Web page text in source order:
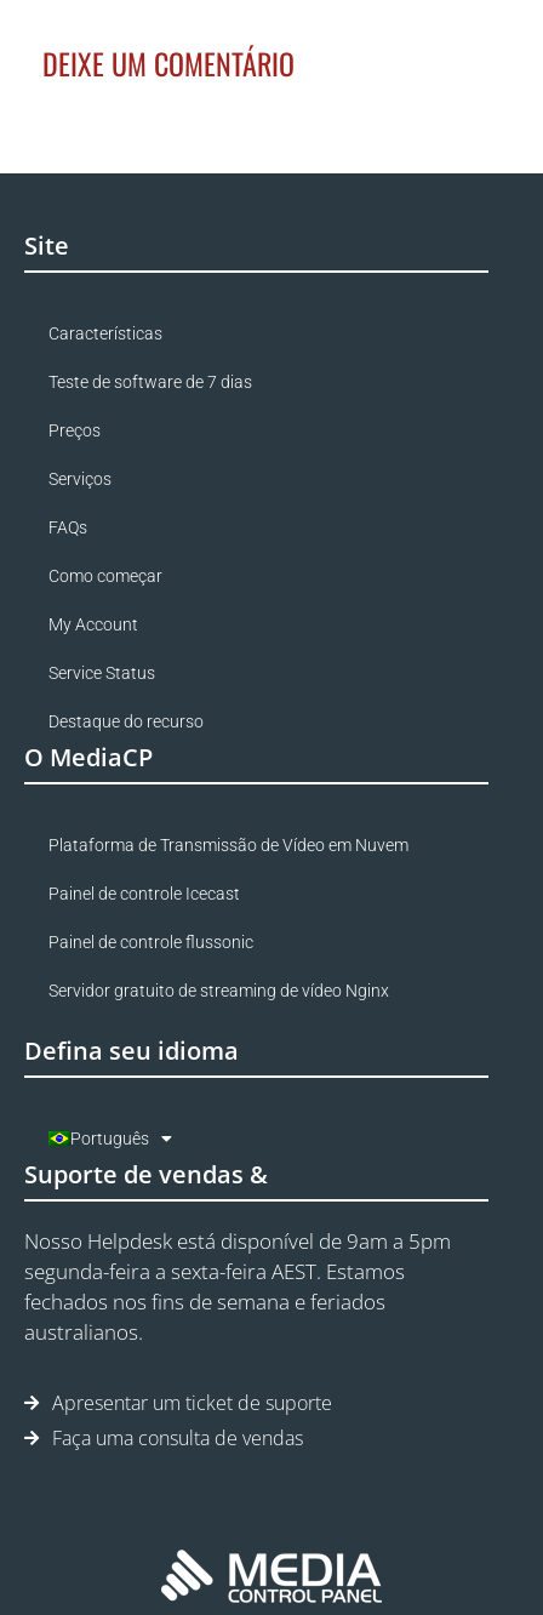
DEIXE UM COMENTÁRIO
Site
Características
Teste de software de 7 dias
Preços
Serviços
FAQs
Como começar
My Account
Service Status
Destaque do recurso
O MediaCP
Plataforma de Transmissão de Vídeo em Nuvem
Painel de controle Icecast
Painel de controle flussonic
Servidor gratuito de streaming de vídeo Nginx
Defina seu idioma
Português
Suporte de vendas &
Nosso Helpdesk está disponível de 9am a 5pm
segunda-feira a sexta-feira AEST. Estamos
fechados nos fins de semana e feriados
australianos.
Apresentar um ticket de suporte
Faça uma consulta de vendas